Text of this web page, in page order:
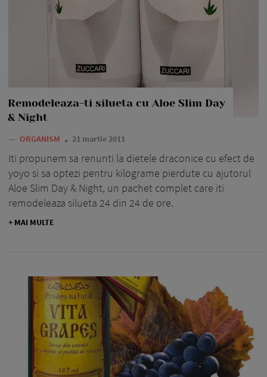
Remodeleaza-ti silueta cu Aloe Slim Day
& Night
— ORGANISM 21 martie 2011
Iti propunem sa renunti la dietele draconice cu efect de
yoyo si sa optezi pentru kilograme pierdute cu ajutorul
Aloe Slim Day & Night, un pachet complet care iti
remodeleaza silueta 24 din 24 de ore.
+ MAI MULTE